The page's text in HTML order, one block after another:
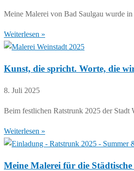
Meine Malerei von Bad Saulgau wurde
Weiterlesen »
Kunst, die spricht. Worte, die
8. Juli 2025
Beim festlichen Ratstrunk 2025 der Stadt
Weiterlesen »
Meine Malerei für die